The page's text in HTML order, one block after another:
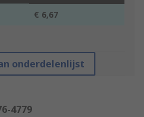
€ 6,67
onderdelenlijst
4779